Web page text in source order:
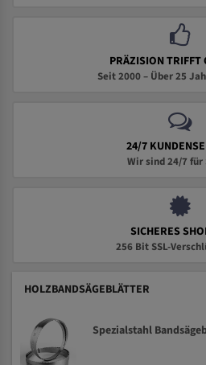
PRÄZISION TRIFFT
Seit 2000 – Über 25
24/7
Wir sind 24/7 für
SICHERES
256 Bit SSL-
HOLZBANDSÄGEBLÄTTER
Spezialstahl